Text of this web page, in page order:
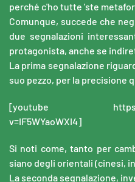
perché c'ho tutte 'ste
Comunque, succede che
due segnalazioni
protagonista, anche se
La prima segnalazione
suo pezzo, per la precisione
[youtube https://
v=IF5WYaoWXI4]
Si noti come, tanto per
siano degli orientali (cinesi,
La seconda segnalazione,